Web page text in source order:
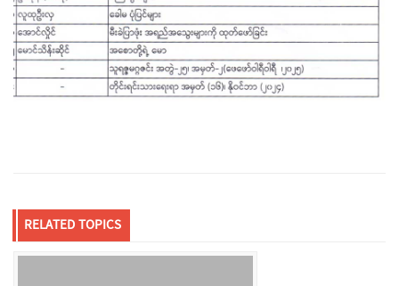
RELATED TOPICS